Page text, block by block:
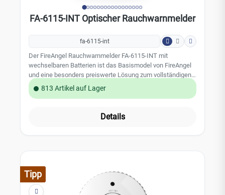
FTP; SFTP; Micro-SD-Karte (256G); NAS Installation:
Deckenmontage Betriebstemperatur: -10°C - +55°C
Netzteil: 12 V DC (±25 %); PoE: 802.3af, max. 4,9 W
FA-6115-INT Optischer Rauchwarnmelder
fa-6115-int
Der FireAngel Rauchwarnmelder FA-6115-INT mit
wechselbaren Batterien ist das Basismodel von FireAngel
und eine besonders preiswerte Lösung zum vollständigen
Schutz Ihres Privathaushaltes. Das schlanke und moderne
Design lässt sich diskret in Ihr Zuhause integrieren. Somit
den Stil Ihrer Inneneinrichtung zu beeinträchtigen.
Störungsmeldung End-of-Life-Anzeige geeignet auch für
Wohnmobile und Wohnwagen zertifiziert nach EN14604 5
Jahre Herstellergarantie der FireAngel Safety Technology
813 Artikel auf Lager
Details
Tipp